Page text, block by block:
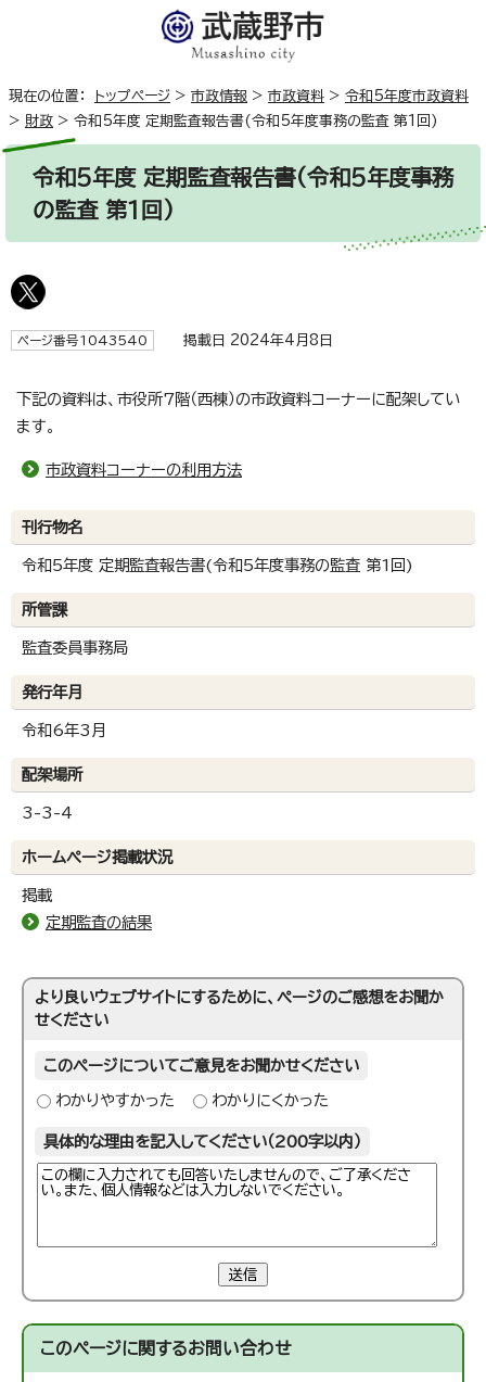
現在の位置： トップページ > 市政情報 > 市政資料 > 令和5年度市政資料
> 財政 > 令和5年度 定期監査報告書(令和5年度事務の監査 第1回)
令和5年度 定期監査報告書(令和5年度事務
の監査 第1回)
ページ番号1043540 掲載日 2024年4月8日
下記の資料は、市役所7階（西棟）の市政資料コーナーに配架してい
ます。
市政資料コーナーの利用方法
刊行物名
令和5年度 定期監査報告書(令和5年度事務の監査 第1回)
所管課
監査委員事務局
発行年月
令和6年3月
配架場所
3-3-4
ホームページ掲載状況
掲載
定期監査の結果
より良いウェブサイトにするために、ページのご感想をお聞か
せください
このページについてご意見をお聞かせください
わかりやすかった わかりにくかった
具体的な理由を記入してください（200字以内）
送信
このページに関するお問い合わせ